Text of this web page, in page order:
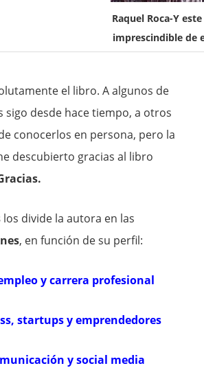
Raquel Roca-Y
imprescindible de
el libro. A algunos de
sigo desde hace tiempo, a otros
conocerlos en persona, pero la
descubierto gracias al libro
los divide la autora en las
, en función de su perfil:
y carrera profesional
startups y emprendedores
y social media